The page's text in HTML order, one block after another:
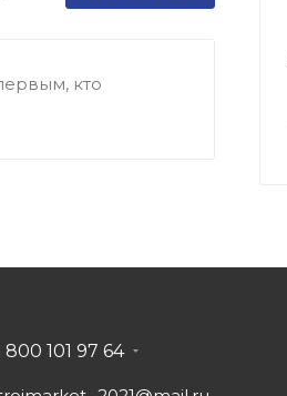
кто
800 101 97 64